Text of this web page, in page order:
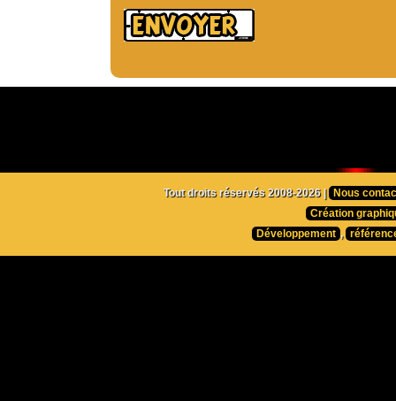
Tout droits réservés 2008-2026 |
Nous
Création
Développement ,